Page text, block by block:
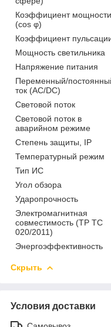
Коэффициент мощности
(cos φ)
Коэффициент
Мощность светильника
Напряжение питания
Переменный/
ток (AC/DC)
Световой поток
Световой поток в
аварийном режиме
Степень защиты, IP
Температурный режим
Тип ИС
Угол обзора
Ударопрочность
Электромагнитная
совместимость (ТР ТС
020/2011)
Энергоэффективность
Скрыть
Условия доставки